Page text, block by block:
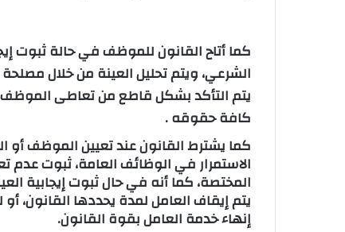
كما أتاح القانون للموظف في حالة ثبوت
الشرعي، ويتم تحليل العينة من خلال
يتم التأكد بشكل قاطع من تعاطى الموظف
كافة حقوقه .
كما يشترط القانون عند تعيين الموظف أو
الاستمرار في الوظائف العامة، ثبوت
المختصة، كما أنه في حال ثبوت إيجابية
يتم إيقاف العامل لمدة يحددها القانون، أو
إنهاء خدمة العامل بقوة القانون.